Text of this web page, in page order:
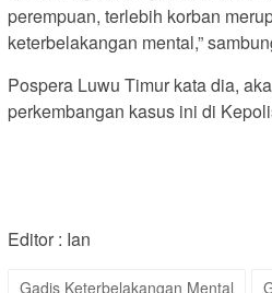
perempuan, terlebih korban
keterbelakangan mental,”
Pospera Luwu Timur kata dia,
perkembangan kasus ini di
Editor : Ian
Gadis Keterbelakangan Mental